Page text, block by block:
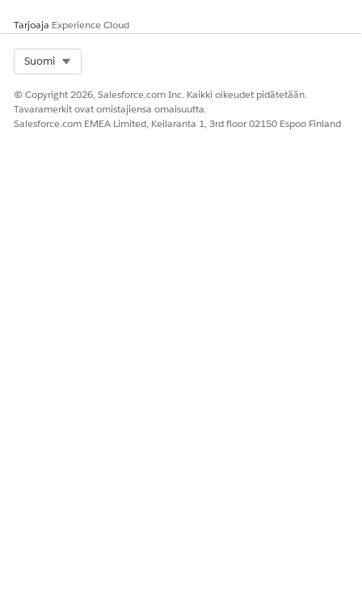
muuttaa suunnitelmasi kokoonpanoa.
RATKAISIKO TÄMÄ ARTIKKELI ONGELMASI?
Anna palautetta, jotta voimme kehittyä!
Tarjoaja Experience Cloud
Suomi
© Copyright 2026, Salesforce.com Inc. Kaikki oikeudet pidätetään.
Tavaramerkit ovat omistajiensa omaisuutta.
Salesforce.com EMEA Limited, Keilaranta 1, 3rd floor 02150 Espoo Finland